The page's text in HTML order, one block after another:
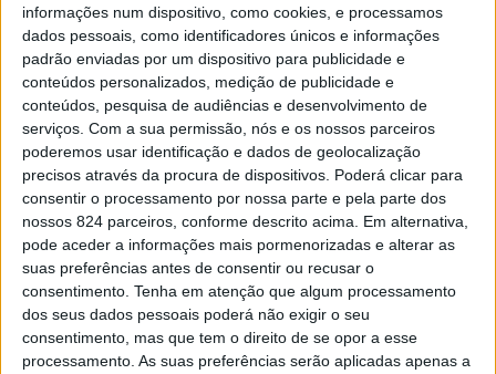
informações num dispositivo, como cookies, e processamos
dados pessoais, como identificadores únicos e informações
padrão enviadas por um dispositivo para publicidade e
conteúdos personalizados, medição de publicidade e
conteúdos, pesquisa de audiências e desenvolvimento de
serviços. Com a sua permissão, nós e os nossos parceiros
poderemos usar identificação e dados de geolocalização
precisos através da procura de dispositivos. Poderá clicar para
consentir o processamento por nossa parte e pela parte dos
nossos 824 parceiros, conforme descrito acima. Em alternativa,
pode aceder a informações mais pormenorizadas e alterar as
suas preferências antes de consentir ou recusar o
consentimento. Tenha em atenção que algum processamento
dos seus dados pessoais poderá não exigir o seu
consentimento, mas que tem o direito de se opor a esse
processamento. As suas preferências serão aplicadas apenas a
Estórias
Read More
Estórias Sítios e Sabores
Sociedade
Viveiro das Trutas do Marão: do muito que a